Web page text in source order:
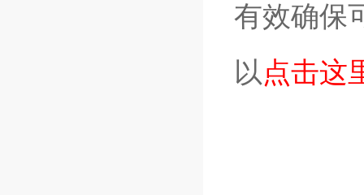
有效确保
以点击这